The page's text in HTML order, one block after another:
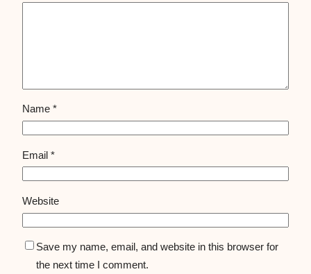
Name *
Email *
Website
Save my name, email, and website in this browser for
the next time I comment.